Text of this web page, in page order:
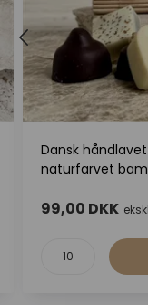
Dansk
naturfarvet
99,00 DKK